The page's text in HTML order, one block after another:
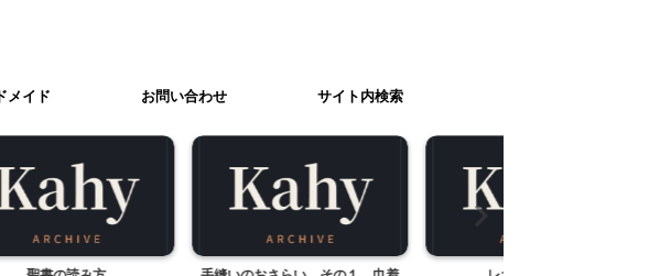
メイド お問い合わせ サイト内検索